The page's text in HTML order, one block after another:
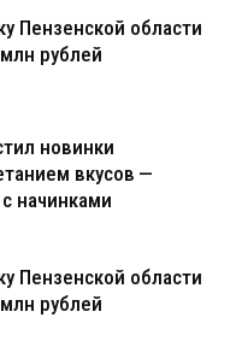
Пензенской области
рублей
новинки
вкусов —
начинками
Пензенской области
рублей